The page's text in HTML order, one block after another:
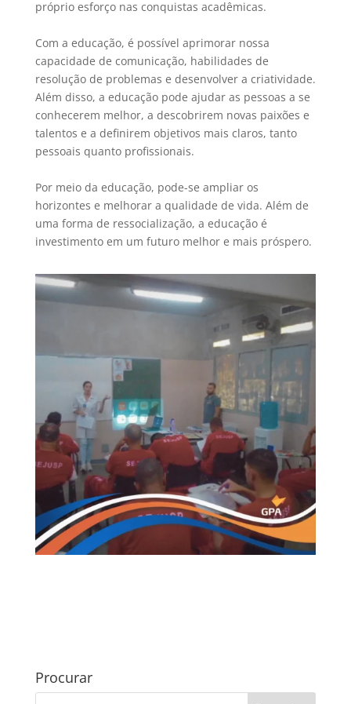
próprio esforço nas conquistas acadêmicas.
Com a educação, é possível aprimorar nossa
capacidade de comunicação, habilidades de
resolução de problemas e desenvolver a criatividade.
Além disso, a educação pode ajudar as pessoas a se
conhecerem melhor, a descobrirem novas paixões e
talentos e a definirem objetivos mais claros, tanto
pessoais quanto profissionais.
Por meio da educação, pode-se ampliar os
horizontes e melhorar a qualidade de vida. Além de
uma forma de ressocialização, a educação é
investimento em um futuro melhor e mais próspero.
Procurar